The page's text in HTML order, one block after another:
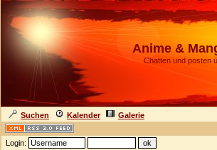
Anime &
Chatten und posten
Suchen Kalender Galerie
Login: